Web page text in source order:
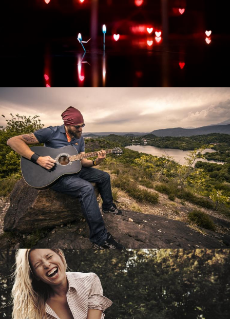
Развитие интернет-магазина "Всё для
праздника"
Смотреть проект
Перевод интернет-магазина
Guitaramania.ru на 1С-Битрикс
Смотреть проект